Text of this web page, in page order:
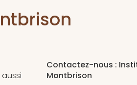
Contactez-nous :
Montbrison